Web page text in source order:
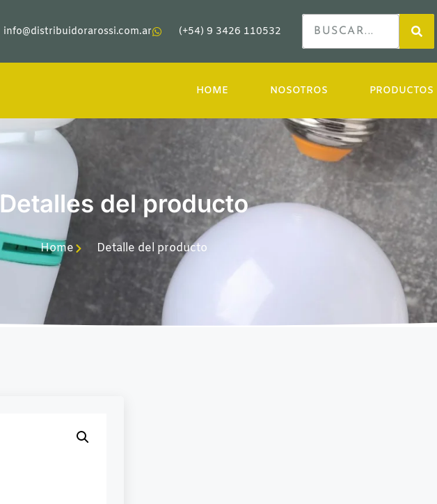
info@distribuidorarossi.com.ar (+54) 9 3426 110532
HOME NOSOTROS PRODUCTOS
Detalles del producto
Home Detalle del producto